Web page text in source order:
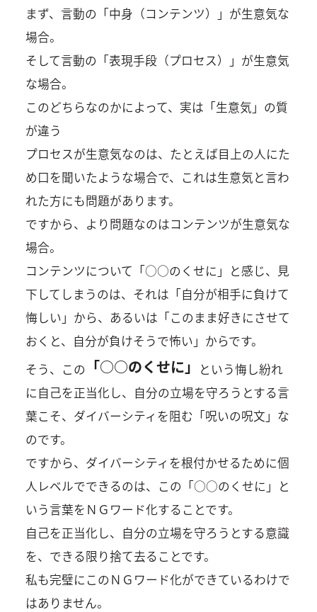
まず、言動の「中身（コンテンツ）」が生意気な
場合。
そして言動の「表現手段（プロセス）」が生意気
な場合。
このどちらなのかによって、実は「生意気」の質
が違う
プロセスが生意気なのは、たとえば目上の人にた
め口を聞いたような場合で、これは生意気と言わ
れた方にも問題があります。
ですから、より問題なのはコンテンツが生意気な
場合。
コンテンツについて「○○のくせに」と感じ、見
下してしまうのは、それは「自分が相手に負けて
悔しい」から、あるいは「このまま好きにさせて
おくと、自分が負けそうで怖い」からです。
そう、この 「○○のくせに」
という悔し紛れ
に自己を正当化し、自分の立場を守ろうとする言
葉こそ、ダイバーシティを阻む「呪いの呪文」な
のです。
ですから、ダイバーシティを根付かせるために個
人レベルでできるのは、この「○○のくせに」と
いう言葉をＮＧワード化することです。
自己を正当化し、自分の立場を守ろうとする意識
を、できる限り捨て去ることです。
私も完璧にこのＮＧワード化ができているわけで
はありません。